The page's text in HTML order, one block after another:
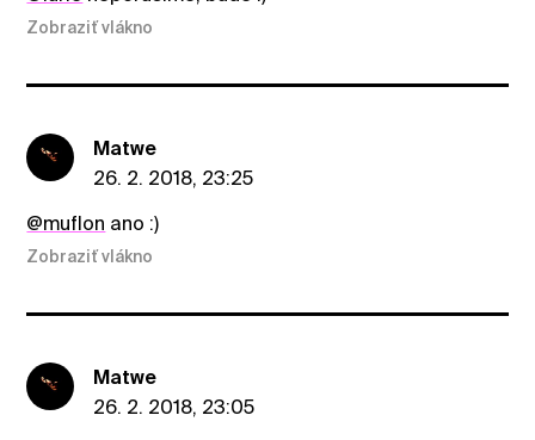
Zobraziť vlákno
Matwe
26. 2. 2018, 23:25
@muflon ano :)
Zobraziť vlákno
Matwe
26. 2. 2018, 23:05